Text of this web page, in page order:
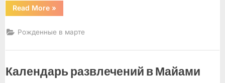
Read More“Александр
Городницкий”
»
Рожденные в марте
Календарь развлечений в Майами